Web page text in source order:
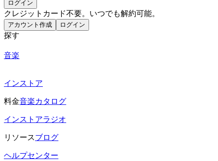
ログイン
クレジットカード不要。いつでも解約可能。
アカウント作成 ログイン
探す
音楽
インストア
料金音楽カタログ
インストアラジオ
リソースブログ
ヘルプセンター